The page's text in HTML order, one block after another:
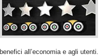
benefici all’economia e agli utenti.